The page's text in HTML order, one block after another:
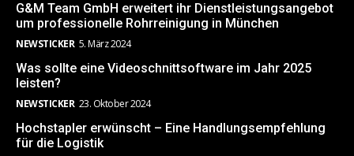
G&M Team GmbH erweitert ihr Dienstleistungsangebot
um professionelle Rohrreinigung in München
NEWSTICKER 5. März 2024
Was sollte eine Videoschnittsoftware im Jahr 2025
leisten?
NEWSTICKER 23. Oktober 2024
Hochstapler erwünscht – Eine Handlungsempfehlung
für die Logistik